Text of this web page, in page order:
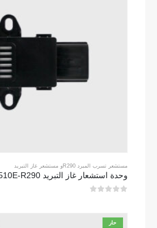
مستشعر تسرب المبرد R290 و مستشعر غاز التبريد
وحدة استشعار غاز التبريد ZRT510E-R290
حار